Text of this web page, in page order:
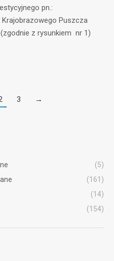
pn.:
Krajobrazowego Puszcza
z rysunkiem nr 1)
3 →
(5)
(161)
(14)
(154)